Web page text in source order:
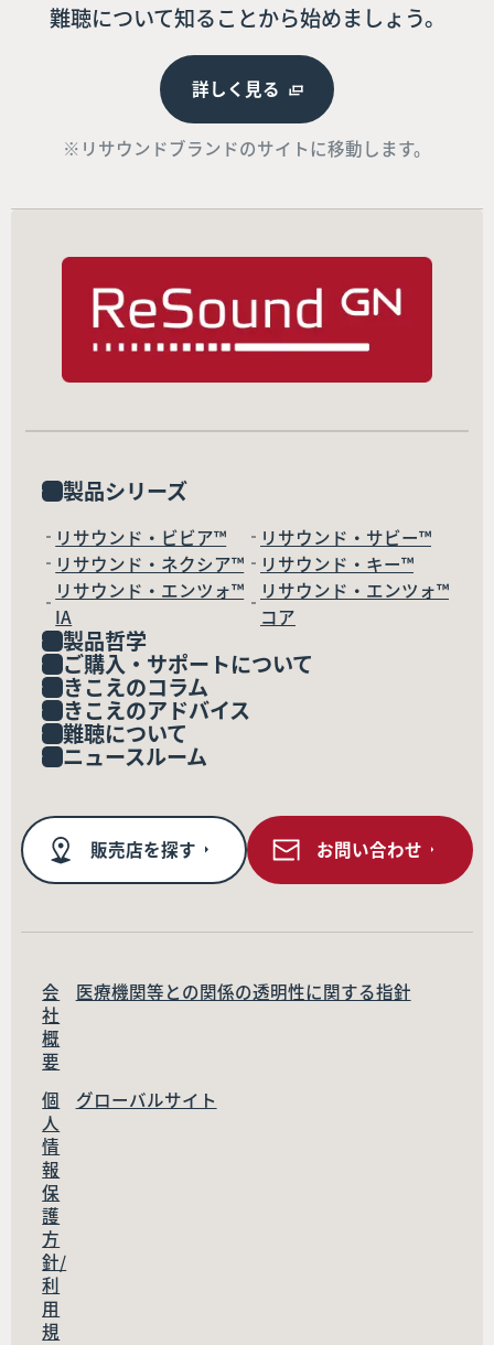
難聴について知ることから始めましょう。
詳しく見る
※リサウンドブランドのサイトに移動します。
製品シリーズ
リサウンド・ビビア™
リサウンド・サビー™
リサウンド・ネクシア™
リサウンド・キー™
リサウンド・エンツォ™
IA
リサウンド・エンツォ™
コア
製品哲学
ご購入・サポートについて
きこえのコラム
きこえのアドバイス
難聴について
ニュースルーム
販売店を探す お問い合わせ
会
社
概
要
医療機関等との関係の透明性に関する指針
個
人
情
報
保
護
方
針/
利
用
規
グローバルサイト